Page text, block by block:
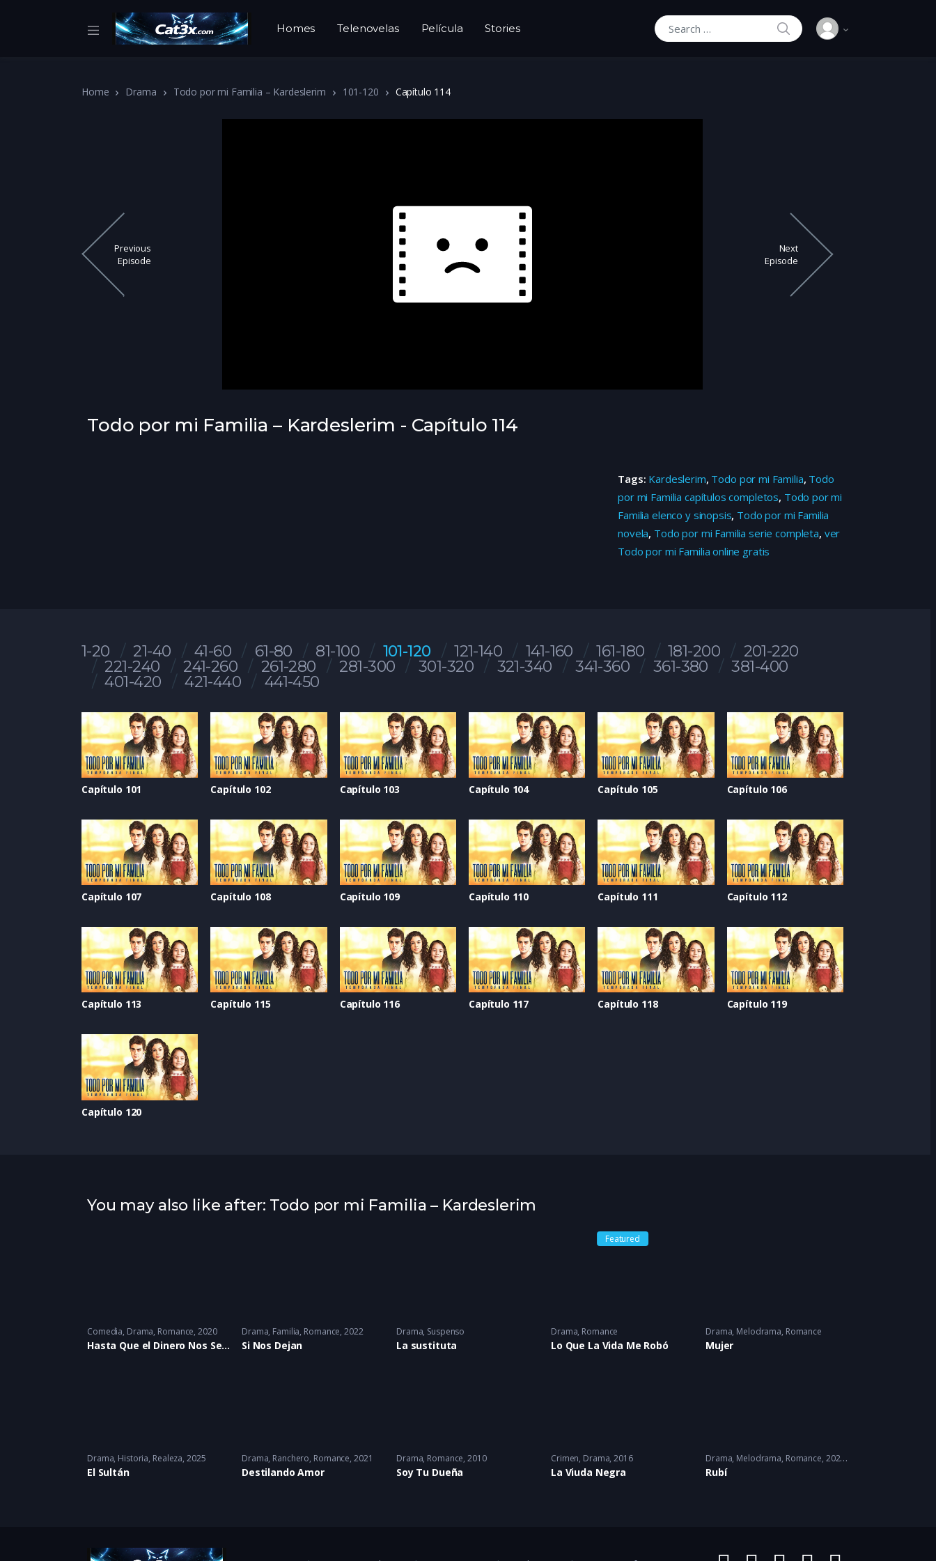
Homes Telenovelas Película Stories
Search for:
SEARCH
Home Drama Todo por mi Familia – Kardeslerim 101-120 Capítulo 114
Previous
Episode
Next
Episode
Todo por mi Familia – Kardeslerim - Capítulo 114
Tags: Kardeslerim, Todo por mi Familia, Todo
por mi Familia capítulos completos, Todo por mi
Familia elenco y sinopsis, Todo por mi Familia
novela, Todo por mi Familia serie completa, ver
Todo por mi Familia online gratis
1-20 21-40 41-60 61-80 81-100 101-120 121-140 141-160 161-180 181-200
201-220
221-240
241-260 261-280 281-300 301-320 321-340 341-360 361-380
381-400
401-420
421-440 441-450
Capítulo 101 Capítulo 102 Capítulo 103 Capítulo 104 Capítulo 105 Capítulo 106
Capítulo 107 Capítulo 108 Capítulo 109 Capítulo 110 Capítulo 111 Capítulo 112
Capítulo 113 Capítulo 115 Capítulo 116 Capítulo 117 Capítulo 118 Capítulo 119
Capítulo 120
You may also like after: Todo por mi Familia – Kardeslerim
Comedia, Drama, Romance 2020
Hasta Que el Dinero Nos Separe
Drama, Familia, Romance 2022
Si Nos Dejan
Drama, Suspenso
La sustituta
Featured
Drama, Romance
Lo Que La Vida Me Robó
Drama, Melodrama, Romance
Mujer
Drama, Historia, Realeza 2025
El Sultán
Drama, Ranchero, Romance 2021
Destilando Amor
Drama, Romance 2010
Soy Tu Dueña
Crimen, Drama 2016
La Viuda Negra
Drama, Melodrama, Romance 2022 - 2022
Rubí